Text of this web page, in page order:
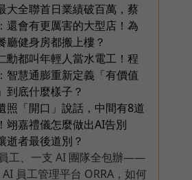
大全聯首日業績破百萬，蔡
還會有更厲害的大型店！為
廳健身房都搬上樓？
勳都叫年輕人當水電工！程
智慧通膨重新定義「有價值
到底什麼樣子？
照「開口」說話，中間有8道
翊嘉禮儀怎麼做出AI告別
逝者最後道別？
工、一支 AI 團隊全包辦——
員工管理平台 ORRA，如何